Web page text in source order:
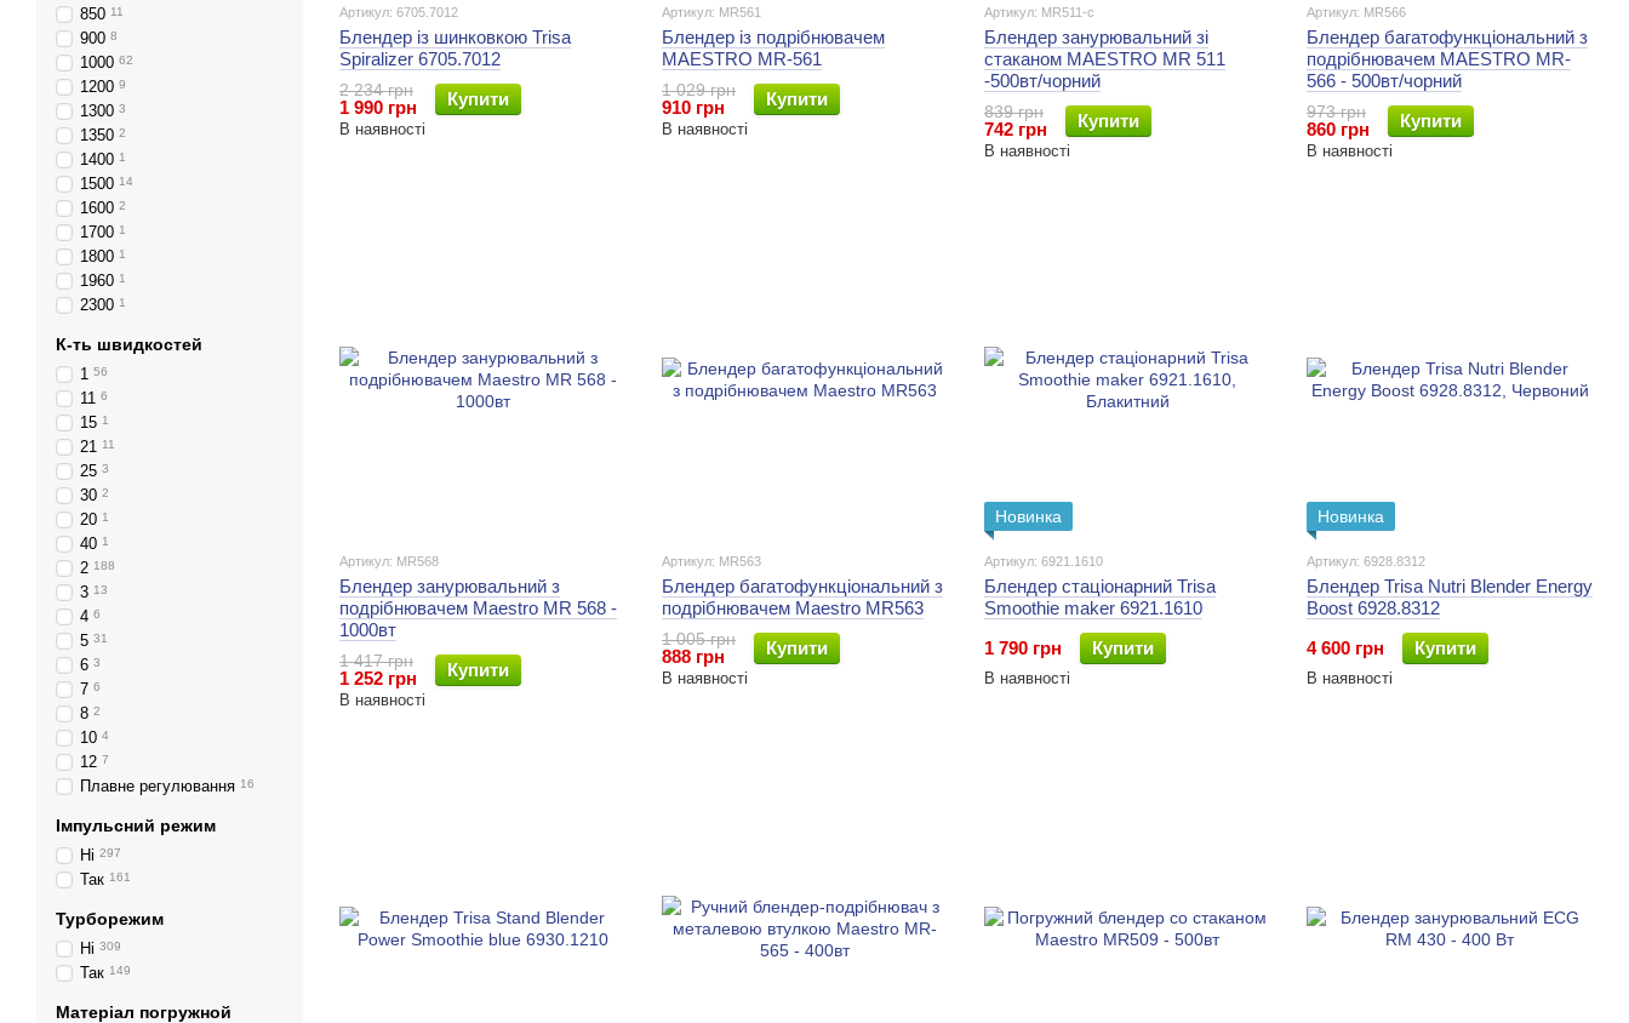
Артикул: 6705.7012
Блендер із шинковкою Trisa
Spiralizer 6705.7012
2 234 грн
1 990 грн Купити
В наявності
Артикул: MR561
Блендер із подрібнювачем
MAESTRO MR-561
1 029 грн
910 грн Купити
В наявності
Артикул: MR511-с
Блендер занурювальний зі
стаканом MAESTRO MR 511
-500вт/чорний
839 грн
742 грн Купити
В наявності
Артикул: MR566
Блендер багатофункціональний з
подрібнювачем MAESTRO MR-
566 - 500вт/чорний
973 грн
860 грн Купити
В наявності
Артикул: MR568
Блендер занурювальний з
подрібнювачем Maestro MR 568 -
1000вт
1 417 грн
1 252 грн Купити
В наявності
Артикул: MR563
Блендер багатофункціональний з
подрібнювачем Maestro MR563
1 005 грн
888 грн Купити
В наявності
Новинка
Артикул: 6921.1610
Блендер стаціонарний Trisa
Smoothie maker 6921.1610
1 790 грн
Купити
В наявності
Новинка
Артикул: 6928.8312
Блендер Trisa Nutri Blender Energy
Boost 6928.8312
4 600 грн
Купити
В наявності
850 11
900 8
1000 62
1200 9
1300 3
1350 2
1400 1
1500 14
1600 2
1700 1
1800 1
1960 1
2300 1
К-ть швидкостей
1 56
11 6
15 1
21 11
25 3
30 2
20 1
40 1
2 188
3 13
4 6
5 31
6 3
7 6
8 2
10 4
12 7
Плавне регулювання 16
Імпульсний режим
Ні 297
Так 161
Турборежим
Ні 309
Так 149
Матеріал погружной